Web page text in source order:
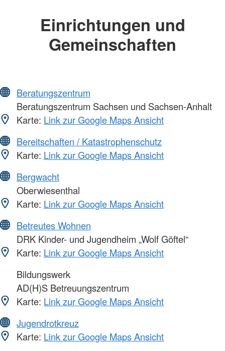
Einrichtungen und
Gemeinschaften
Beratungszentrum
Beratungszentrum Sachsen und Sachsen-Anhalt
Karte: Link zur Google Maps Ansicht
Bereitschaften / Katastrophenschutz
Karte: Link zur Google Maps Ansicht
Bergwacht
Oberwiesenthal
Karte: Link zur Google Maps Ansicht
Betreutes Wohnen
DRK Kinder- und Jugendheim „Wolf Göftel“
Karte: Link zur Google Maps Ansicht
Bildungswerk
AD(H)S Betreuungszentrum
Karte: Link zur Google Maps Ansicht
Jugendrotkreuz
Karte: Link zur Google Maps Ansicht